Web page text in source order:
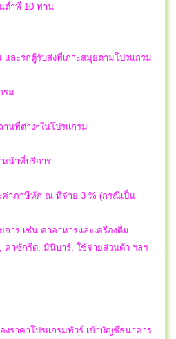
ต่ำที่ 10 ท่าน
ละรถตู้รับส่งที่เกาะสมุยตามโปรแกรม
รม
นที่ต่างๆในโปรแกรม
หน้าที่บริการ
ค่าภาษีหัก ณ ที่จ่าย 3 % (กรณีเป็น
าร เช่น ค่าอาหารและเครื่องดื่ม
ค่าซักรีด, มินิบาร์, ใช้จ่ายส่วนตัว ฯลฯ
งราคาโปรแกรมทัวร์ เข้าบัญชีธนาคาร